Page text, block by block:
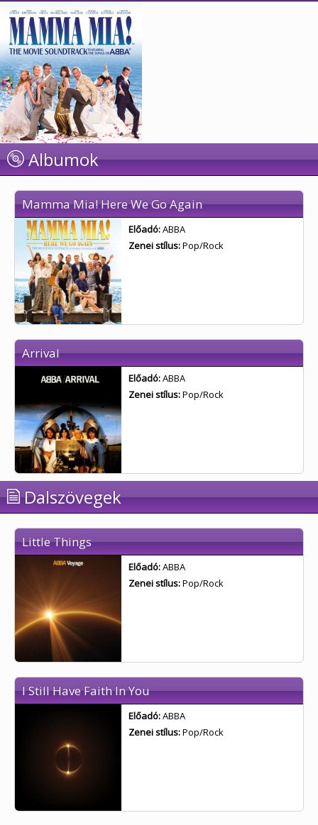
Albumok
Mamma Mia! Here We Go Again
Előadó:ABBA
Zenei stílus:Pop/Rock
Arrival
Előadó:ABBA
Zenei stílus:Pop/Rock
Dalszövegek
Little Things
Előadó:ABBA
Zenei stílus:Pop/Rock
I Still Have Faith In You
Előadó:ABBA
Zenei stílus:Pop/Rock